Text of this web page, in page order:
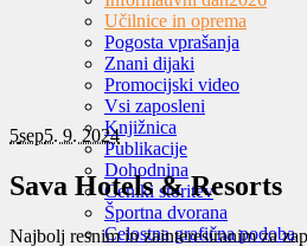
Učilnice in oprema
Pogosta vprašanja
Znani dijaki
Promocijski video
Vsi zaposleni
Knjižnica
Publikacije
Dohodnina
Ceniki storitev
Športna dvorana
Celostna grafična podoba
5sep5. 9. 2024
Sava Hotels & Resorts
Najbolj resnim in zainteresiranim za